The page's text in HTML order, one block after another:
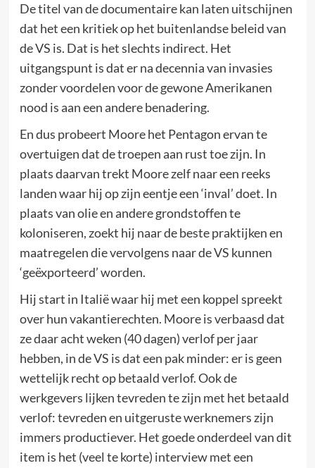
De titel van de documentaire kan laten uitschijnen
dat het een kritiek op het buitenlandse beleid van
de VS is. Dat is het slechts indirect. Het
uitgangspunt is dat er na decennia van invasies
zonder voordelen voor de gewone Amerikanen
nood is aan een andere benadering.
En dus probeert Moore het Pentagon ervan te
overtuigen dat de troepen aan rust toe zijn. In
plaats daarvan trekt Moore zelf naar een reeks
landen waar hij op zijn eentje een ‘inval’ doet. In
plaats van olie en andere grondstoffen te
koloniseren, zoekt hij naar de beste praktijken en
maatregelen die vervolgens naar de VS kunnen
‘geëxporteerd’ worden.
Hij start in Italië waar hij met een koppel spreekt
over hun vakantierechten. Moore is verbaasd dat
ze daar acht weken (40 dagen) verlof per jaar
hebben, in de VS is dat een pak minder: er is geen
wettelijk recht op betaald verlof. Ook de
werkgevers lijken tevreden te zijn met het betaald
verlof: tevreden en uitgeruste werknemers zijn
immers productiever. Het goede onderdeel van dit
item is het (veel te korte) interview met een